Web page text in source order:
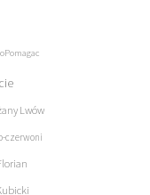
Lwów
czerwoni